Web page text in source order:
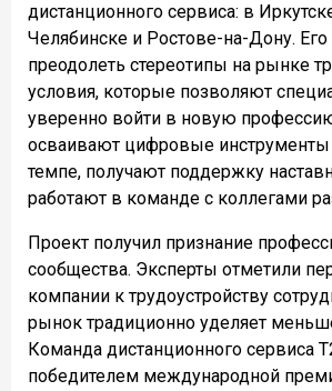
дистанционного сервиса: в
Челябинске и Ростове-на-Дону.
преодолеть стереотипы на рынке
условия, которые позволяют
уверенно войти в новую
осваивают цифровые
темпе, получают поддержку
работают в команде с коллегами
Проект получил признание
сообщества. Эксперты отметили
компании к трудоустройству
рынок традиционно уделяет
Команда дистанционного сервиса
победителем международной